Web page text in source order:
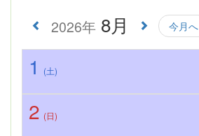
2026年 8月 今月へ
1 (土)
2 (日)